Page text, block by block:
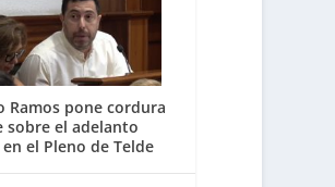
Ramos pone cordura
sobre el adelanto
el Pleno de Telde